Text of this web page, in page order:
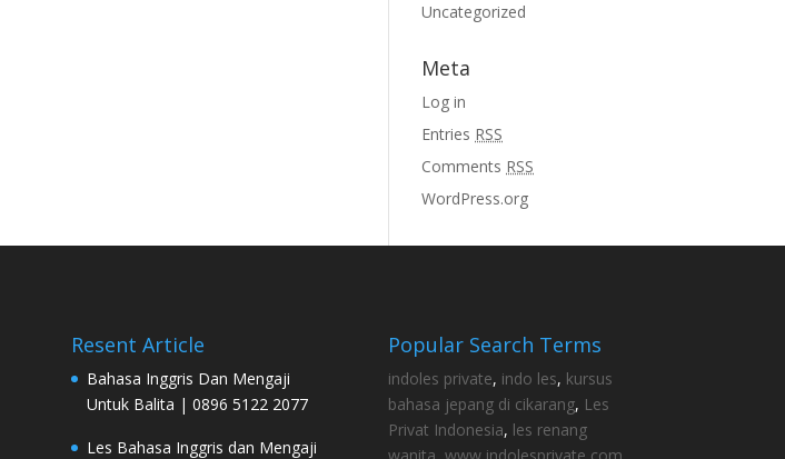
Uncategorized
Meta
Log in
Entries RSS
Comments RSS
WordPress.org
Resent Article
Bahasa Inggris Dan Mengaji
Untuk Balita | 0896 5122 2077
Les Bahasa Inggris dan Mengaji
Popular Search Terms
indoles private, indo les, kursus
bahasa jepang di cikarang, Les
Privat Indonesia, les renang